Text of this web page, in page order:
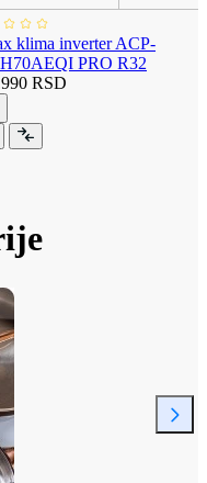
klima inverter ACP-
PRO R32
RSD